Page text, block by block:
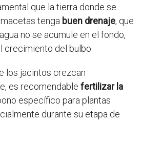
que la tierra donde se
tenga buen drenaje, que
no se acumule en el fondo,
crecimiento del bulbo.
los jacintos crezcan
es recomendable fertilizar la
específico para plantas
durante su etapa de